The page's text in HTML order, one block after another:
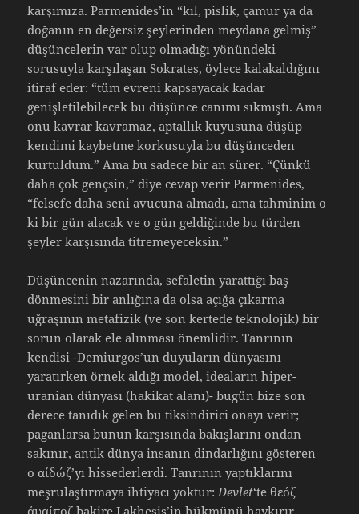
karşımıza. Parmenides’in “kıl, pislik, çamur ya da
doğanın en değersiz şeylerinden meydana gelmiş”
düşüncelerin var olup olmadığı yönündeki
sorusuyla karşılaşan Sokrates, öylece kalakaldığını
itiraf eder: “tüm evreni kapsayacak kadar
genişletilebilecek bu düşünce canımı sıkmıştı. Ama
onu kavrar kavramaz, aptallık kuyusuna düşüp
kendimi kaybetme korkusuyla bu düşünceden
kurtuldum.” Ama bu sadece bir an sürer. “Çünkü
daha çok gençsin,” diye cevap verir Parmenides,
“felsefe daha seni avucuna almadı, ama tahminim o
ki bir gün alacak ve o gün geldiğinde bu türden
şeyler karşısında titremeyeceksin.”
Düşüncenin nazarında, sefaletin yarattığı baş
dönmesini bir anlığına da olsa açığa çıkarma
uğraşının metafizik (ve son kertede teknolojik) bir
sorun olarak ele alınması önemlidir. Tanrının
kendisi -Demiurgos’un duyuların dünyasını
yaratırken örnek aldığı model, ideaların hiper-
uranian dünyası (hakikat alanı)- bugün bize son
derece tanıdık gelen bu tiksindirici onayı verir;
paganlarsa bunun karşısında bakışlarını ondan
sakınır, antik dünya insanın dindarlığını gösteren
o αίδώζ’yı hissederlerdi. Tanrının yaptıklarını
meşrulaştırmaya ihtiyacı yoktur: Devlet‘te θεόζ
άυαίποζ bakire Lakhesis’in hükmünü haykırır.